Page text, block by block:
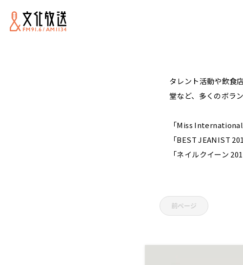
タレント活動や飲食
堂など、多くのボラ
「Miss
「BEST JEANIST
「ネイルクイーン
前ページ